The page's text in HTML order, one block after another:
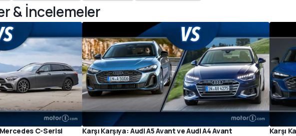
& İncelemeler
Mercedes C-Serisi
Karşı Karşıya: Audi A5 Avant ve Audi A4 Avant Karşı